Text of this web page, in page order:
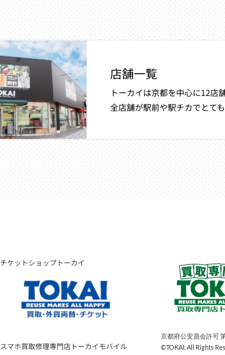
店舗一覧
トーカイは京都を中心に12店
全店舗が駅前や駅チカでとて
チケットショップトーカイ
スマホ買取修理専門店トーカイモバイル
京都府公安員会許可
©TOKAI. All Rights